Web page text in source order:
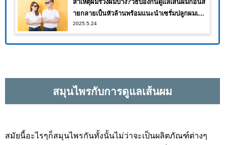
สาเหตุผมร่วงผมบาง?วิธีป้องกันดูแลเส้นผมก่อนส
ายกลายเป็นหัวล้านพร้อมแนะนำเซรั่มปลูกผมเห็น
ผลจนคุณต้องอึ้ง!!
2025.5.24
สมุนไพรกับการดูแลเส้นผม
สมัยนี้อะไรๆก็สมุนไพรกันทั้งนั้นไม่ว่าจะเป็นผลิตภัณฑ์ต่างๆ